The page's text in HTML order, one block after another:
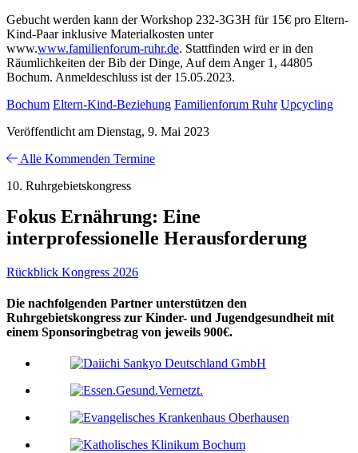
Gebucht werden kann der Workshop 232-3G3H für 15€ pro Eltern-
Kind-Paar inklusive Materialkosten unter
www.www.familienforum-ruhr.de. Stattfinden wird er in den
Räumlichkeiten der Bib der Dinge, Auf dem Anger 1, 44805
Bochum. Anmeldeschluss ist der 15.05.2023.
Bochum Eltern-Kind-Beziehung Familienforum Ruhr Upcycling
Veröffentlicht am Dienstag, 9. Mai 2023
Alle Kommenden Termine
10. Ruhrgebietskongress
Fokus Ernährung: Eine
interprofessionelle Herausforderung
Rückblick Kongress 2026
Die nachfolgenden Partner unterstützen den
Ruhrgebietskongress zur Kinder- und Jugendgesundheit mit
einem Sponsoringbetrag von jeweils 900€.